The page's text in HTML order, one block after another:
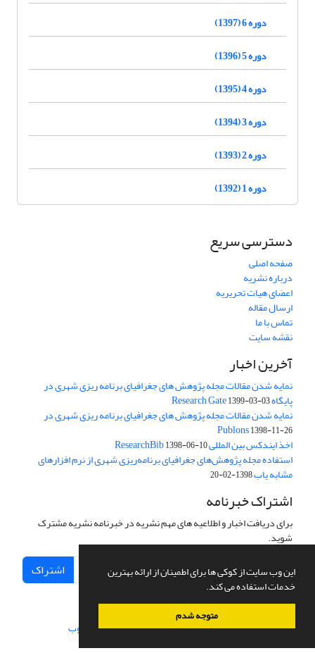
این وب سایت از کوکی ها برای اطمینان از ارائه بهترین
خدمات استفاده می کند.
متوجه شدم
دوره 6 (1397)
دوره 5 (1396)
دوره 4 (1395)
دوره 3 (1394)
دوره 2 (1393)
دوره 1 (1392)
دسترسی سریع
صفحه اصلی
درباره نشریه
اعضای هیات تحریریه
ارسال مقاله
تماس با ما
نقشه سایت
آخرین اخبار
نمایه شدن مقالات مجله پژوهش های جغرافیای برنامه ریزی شهری در
پایگاه Research Gate1399-03-03
نمایه شدن مقالات مجله پژوهش های جغرافیای برنامه ریزی شهری در
Publons1398-11-26
اخذ ایندکس بین المللی ResearchBib1398-06-10
استفاده مجله پژوهش‌های جغرافیای برنامه‌ریزی شهری از نرم افزارهای
مشابه یاب1398-02-20
اشتراک خبرنامه
برای دریافت اخبار و اطلاعیه های مهم نشریه در خبرنامه نشریه مشترک
شوید.
اشتراک
سامانه مدیریت نشریات علمی.طراحی و پیاده سازی از سیناوب